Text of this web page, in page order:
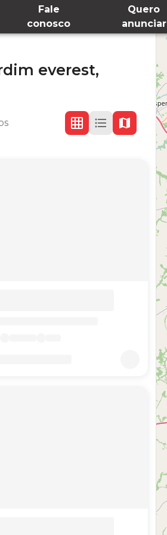
Fale
conosco
Quero
anunciar
everest,